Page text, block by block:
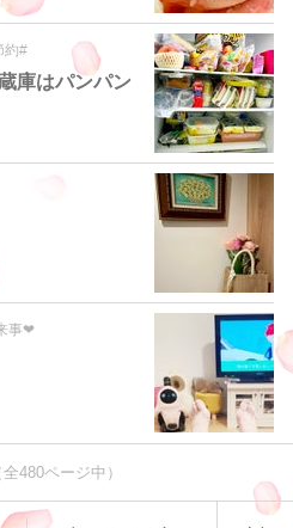
約#
庫はパンパン
事❤︎
全480ページ中）